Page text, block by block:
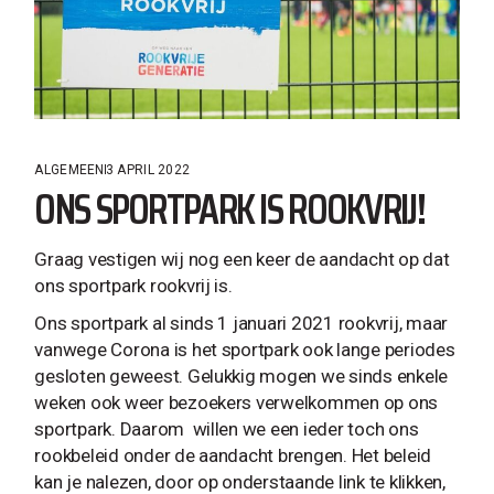
ALGEMEEN 3 APRIL 2022
ONS SPORTPARK IS ROOKVRIJ!
Graag vestigen wij nog een keer de aandacht op dat
ons sportpark rookvrij is.
Ons sportpark al sinds 1 januari 2021 rookvrij, maar
vanwege Corona is het sportpark ook lange periodes
gesloten geweest. Gelukkig mogen we sinds enkele
weken ook weer bezoekers verwelkommen op ons
sportpark. Daarom willen we een ieder toch ons
rookbeleid onder de aandacht brengen. Het beleid
kan je nalezen, door op onderstaande link te klikken,